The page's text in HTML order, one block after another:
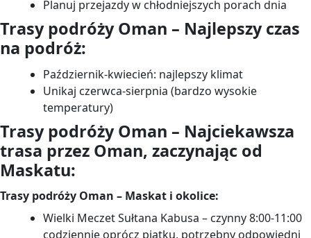
Planuj przejazdy w chłodniejszych porach dnia
Trasy podróży Oman – Najlepszy czas
na podróż:
Październik-kwiecień: najlepszy klimat
Unikaj czerwca-sierpnia (bardzo wysokie
temperatury)
Trasy podróży Oman – Najciekawsza
trasa przez Oman, zaczynając od
Maskatu:
Trasy podróży Oman – Maskat i okolice:
Wielki Meczet Sułtana Kabusa – czynny 8:00-11:00
codziennie oprócz piątku, potrzebny odpowiedni